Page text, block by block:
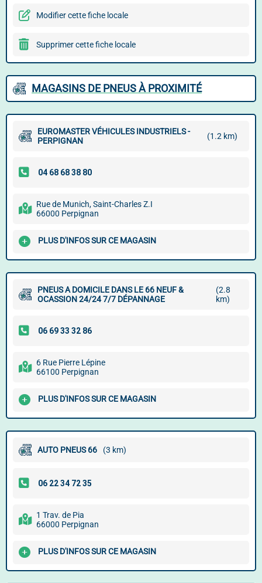
Modifier cette fiche locale
Supprimer cette fiche locale
MAGASINS DE PNEUS À PROXIMITÉ
EUROMASTER VÉHICULES INDUSTRIELS -
PERPIGNAN
(1.2 km)
Rue de Munich, Saint-Charles Z.I
66000 Perpignan
PLUS D'INFOS SUR CE MAGASIN
PNEUS A DOMICILE DANS LE 66 NEUF &
OCASSION 24/24 7/7 DÉPANNAGE
(2.8
km)
6 Rue Pierre Lépine
66100 Perpignan
PLUS D'INFOS SUR CE MAGASIN
AUTO PNEUS 66 (3 km)
1 Trav. de Pia
66000 Perpignan
PLUS D'INFOS SUR CE MAGASIN